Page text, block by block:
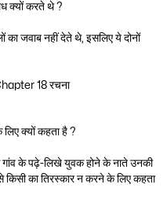
क्यों करते थे ?
जवाब नहीं देते थे, इसलिए ये दोनों
क्यों कहता है ?
के पढ़े-लिखे युवक होने के नाते उनकी
किसी का तिरस्कार न करने के लिए कहता